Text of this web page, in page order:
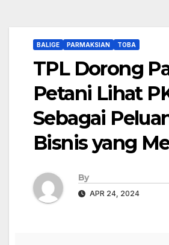
BALIGE PARMAKSIAN TOBA
TPL Dorong
Petani Lihat
Sebagai
Bisnis yang
By
APR 24, 2024